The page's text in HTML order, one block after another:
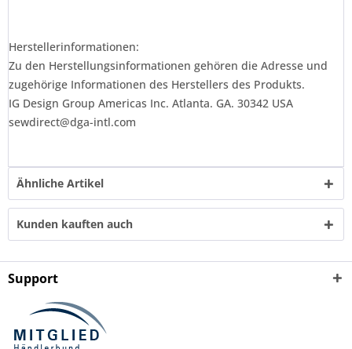
Herstellerinformationen:
Zu den Herstellungsinformationen gehören die Adresse und
zugehörige Informationen des Herstellers des Produkts.
IG Design Group Americas Inc. Atlanta. GA. 30342 USA
sewdirect@dga-intl.com
Ähnliche Artikel
Kunden kauften auch
Support